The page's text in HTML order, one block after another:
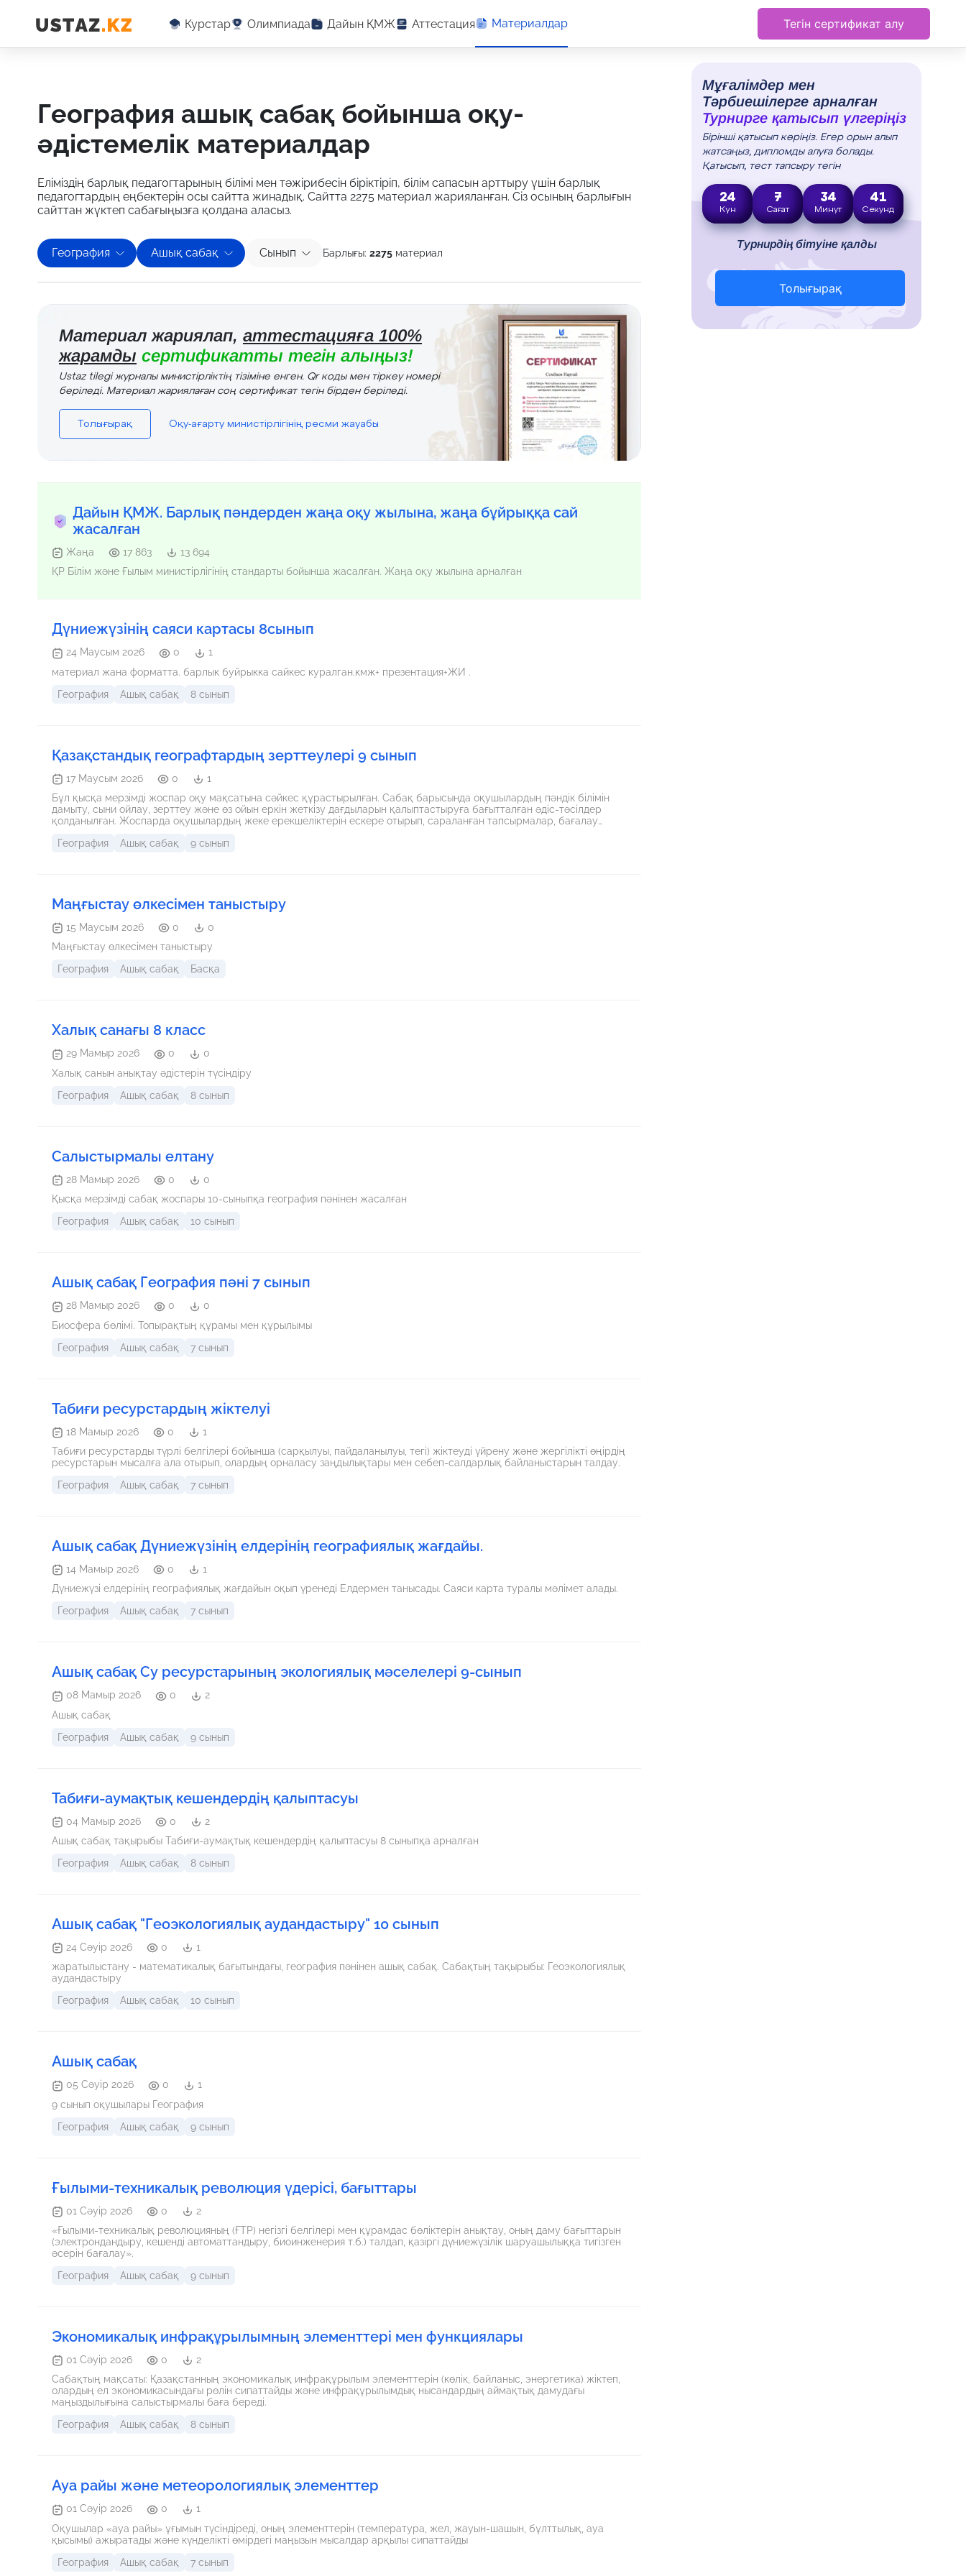
Курстар Олимпиада Дайын ҚМЖ Аттестация Материалдар Тегін сертификат алу
география ашық сабақ бойынша оқу-
әдістемелік материалдар
Еліміздің барлық педагогтарының білімі мен тәжірибесін біріктіріп, білім сапасын арттыру үшін барлық
педагогтардың еңбектерін осы сайтта жинадық. Сайтта 2275 материал жарияланған. Сіз осының барлығын
сайттан жүктеп сабағыңызға қолдана аласыз.
География Ашық сабақ Сынып Барлығы: 2275 материал
Материал жариялап, аттестацияға 100%
жарамды сертификатты тегін алыңыз!
Ustaz tilegi журналы министірліктің тізіміне енген. Qr коды мен тіркеу номері
беріледі. Материал жариялаған соң сертификат тегін бірден беріледі.
Толығырақ Оқу-ағарту министірлігінің ресми жауабы
Дайын ҚМЖ. Барлық пәндерден жаңа оқу жылына, жаңа бұйрыққа сай
жасалған
Жаңа 17 863
13 694
ҚР Білім және Ғылым министірлігінің стандарты бойынша жасалған. Жаңа оқу жылына арналған
Дүниежүзінің саяси картасы 8сынып
24 Маусым 2026 0
1
материал жана форматта. барлык буйрыкка сайкес куралган.кмж+ презентация+ЖИ .
География
Ашық сабақ 8 сынып
Қазақстандық географтардың зерттеулері 9 сынып
17 Маусым 2026 0
1
Бұл қысқа мерзімді жоспар оқу мақсатына сәйкес құрастырылған. Сабақ барысында оқушылардың пәндік білімін
дамыту, сыни ойлау, зерттеу және өз ойын еркін жеткізу дағдыларын қалыптастыруға бағытталған әдіс-тәсілдер
қолданылған. Жоспарда оқушылардың жеке ерекшеліктерін ескере отырып, сараланған тапсырмалар, бағалау
практикада қолдана алады.
География Ашық сабақ 9 сынып
Маңғыстау өлкесімен таныстыру
15 Маусым 2026 0
0
Маңғыстау өлкесімен таныстыру
География
Ашық сабақ Басқа
Халық санағы 8 класс
29 Мамыр 2026 0
0
Халық санын анықтау әдістерін түсіндіру
География
Ашық сабақ 8 сынып
Салыстырмалы елтану
28 Мамыр 2026 0
0
Қысқа мерзімді сабақ жоспары 10-сыныпқа география пәнінен жасалған
География
Ашық сабақ 10 сынып
Ашық сабақ География пәні 7 сынып
28 Мамыр 2026 0
0
Биосфера бөлімі. Топырақтың құрамы мен құрылымы
География
Ашық сабақ 7 сынып
Табиғи ресурстардың жіктелуі
18 Мамыр 2026 0
1
Табиғи ресурстарды түрлі белгілері бойынша (сарқылуы, пайдаланылуы, тегі) жіктеуді үйрену және жергілікті өңірдің
ресурстарын мысалға ала отырып, олардың орналасу заңдылықтары мен себеп-салдарлық байланыстарын талдау.
География
Ашық сабақ 7 сынып
Ашық сабақ Дүниежүзінің елдерінің географиялық жағдайы.
14 Мамыр 2026 0
1
Дүниежүзі елдерінің географиялық жағдайын оқып үренеді Елдермен танысады. Саяси карта туралы мәлімет алады.
География
Ашық сабақ 7 сынып
Ашық сабақ Су ресурстарының экологиялық мәселелері 9-сынып
08 Мамыр 2026 0
2
Ашық сабақ
География
Ашық сабақ 9 сынып
Табиғи-аумақтық кешендердің қалыптасуы
04 Мамыр 2026 0
2
Ашық сабақ тақырыбы Табиғи-аумақтық кешендердің қалыптасуы 8 сыныпқа арналған
География
Ашық сабақ 8 сынып
Ашық сабақ "Геоэкологиялық аудандастыру" 10 сынып
24 Сәуір 2026 0
1
жаратылыстану - математикалық бағытындағы, география пәнінен ашық сабақ. Сабақтың тақырыбы: Геоэкологиялық
аудандастыру
География
Ашық сабақ 10 сынып
Ашық сабақ
05 Сәуір 2026 0
1
9 сынып оқушылары География
География
Ашық сабақ 9 сынып
Ғылыми-техникалық революция үдерісі, бағыттары
01 Сәуір 2026 0
2
«Ғылыми-техникалық революцияның (ҒТР) негізгі белгілері мен құрамдас бөліктерін анықтау, оның даму бағыттарын
(электрондандыру, кешенді автоматтандыру, биоинженерия т.б.) талдап, қазіргі дүниежүзілік шаруашылыққа тигізген
әсерін бағалау».
География
Ашық сабақ 9 сынып
Экономикалық инфрақұрылымның элементтері мен функциялары
01 Сәуір 2026 0
2
Сабақтың мақсаты: Қазақстанның экономикалық инфрақұрылым элементтерін (көлік, байланыс, энергетика) жіктеп,
олардың ел экономикасындағы рөлін сипаттайды және инфрақұрылымдық нысандардың аймақтық дамудағы
маңыздылығына салыстырмалы баға береді.
География
Ашық сабақ 8 сынып
Ауа райы және метеорологиялық элементтер
01 Сәуір 2026 0
1
Оқушылар «ауа райы» ұғымын түсіндіреді, оның элементтерін (температура, жел, жауын-шашын, бұлттылық, ауа
қысымы) ажыратады және күнделікті өмірдегі маңызын мысалдар арқылы сипаттайды
География
Ашық сабақ 7 сынып
Мұғалімдер мен
Тәрбиешілерге арналған
Турнирге қатысып үлгеріңіз
Бірінші қатысып көріңіз. Егер орын алып
жатсаңыз, дипломды алуға болады.
Қатысып, тест тапсыру тегін
24
Күн
7
Сағат
34
Минут
40
Секунд
Турнирдің бітуіне қалды
Толығырақ